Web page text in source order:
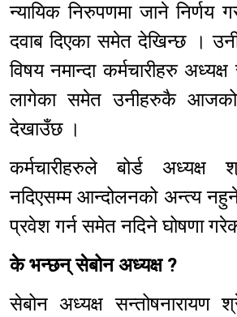
न्यायिक निरुपणमा जाने
दवाब दिएका समेत देखिन्छ ।
विषय नमान्दा कर्मचारीहरु
लागेका समेत उनीहरुकै आजको
देखाउँछ ।
कर्मचारीहरुले बोर्ड अध्यक्ष
नदिएसम्म आन्दोलनको अन्त्य नहुने
प्रवेश गर्न समेत नदिने घोषणा
के भन्छन् सेबोन अध्यक्ष ?
सेबोन अध्यक्ष सन्तोषनारायण